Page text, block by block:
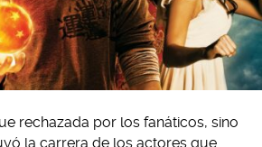
rechazada por los fanáticos, sino
la carrera de los actores que